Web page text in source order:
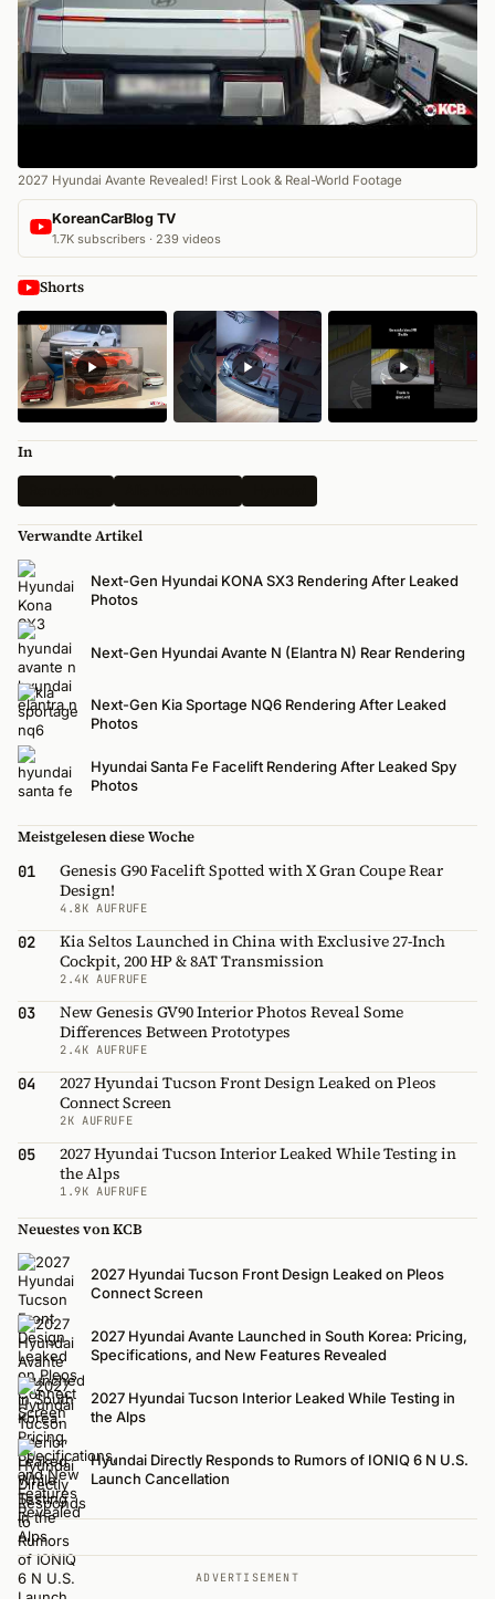
2027 Hyundai Avante Revealed! First Look & Real-World Footage
KoreanCarBlog TV
1.7K subscribers · 239 videos
Shorts
In
Verwandte Artikel
Next-Gen Hyundai KONA SX3 Rendering After Leaked
Photos
Next-Gen Hyundai Avante N (Elantra N) Rear Rendering
Next-Gen Kia Sportage NQ6 Rendering After Leaked
Photos
Hyundai Santa Fe Facelift Rendering After Leaked Spy
Photos
Meistgelesen diese Woche
01
Genesis G90 Facelift Spotted with X Gran Coupe Rear
Design!
4.8K AUFRUFE
02
Kia Seltos Launched in China with Exclusive 27-Inch
Cockpit, 200 HP & 8AT Transmission
2.4K AUFRUFE
03
New Genesis GV90 Interior Photos Reveal Some
Differences Between Prototypes
2.4K AUFRUFE
04
2027 Hyundai Tucson Front Design Leaked on Pleos
Connect Screen
2K AUFRUFE
05
2027 Hyundai Tucson Interior Leaked While Testing in
the Alps
1.9K AUFRUFE
Neuestes von KCB
2027 Hyundai Tucson Front Design Leaked on Pleos
Connect Screen
2027 Hyundai Avante Launched in South Korea: Pricing,
Specifications, and New Features Revealed
2027 Hyundai Tucson Interior Leaked While Testing in
the Alps
Hyundai Directly Responds to Rumors of IONIQ 6 N U.S.
Launch Cancellation
ADVERTISEMENT